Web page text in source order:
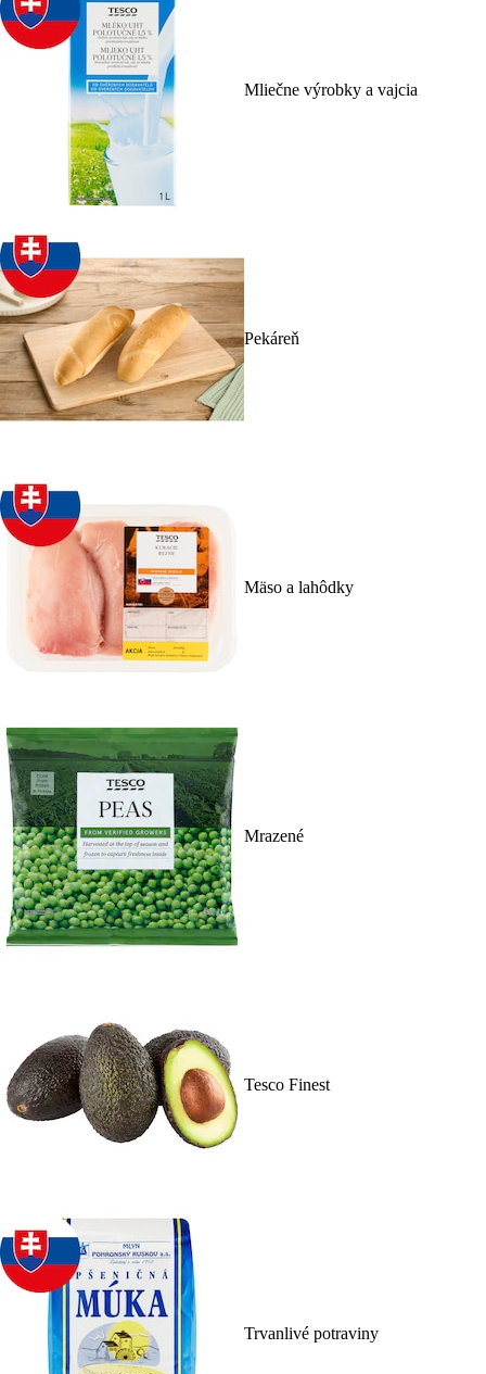
Mliečne výrobky a vajcia
Pekáreň
Mäso a lahôdky
Mrazené
Tesco Finest
Trvanlivé potraviny